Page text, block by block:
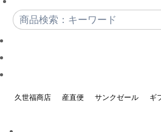
久世福商店 産直便 サンクゼール ギ